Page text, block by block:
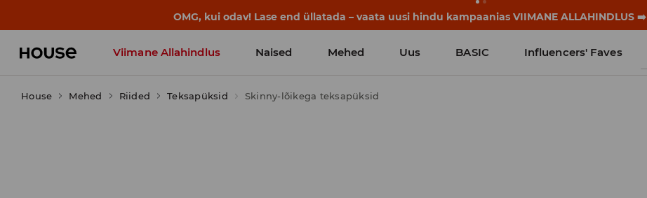
OMG, kui odav! Lase end üllatada – vaata uusi hindu kampaanias VIIMANE ALLAHINDLUS ➡️
Viimane Allahindlus Naised Mehed Uus BASIC Influencers' Faves
House Mehed Riided Teksapüksid Skinny-lõikega teksapüksid